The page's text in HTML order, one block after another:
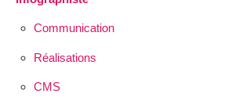
Communication
Réalisations
CMS